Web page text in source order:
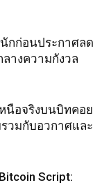
กก่อนประกาศลด
างความกังวล
นือจริงบนบิทคอย
วมกับอวกาศและ
Script: